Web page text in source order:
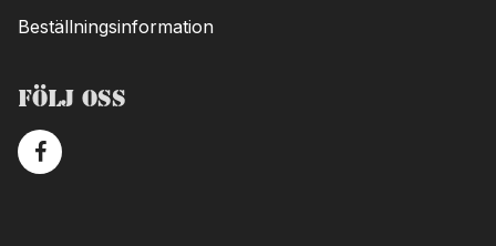
Beställningsinformation
Följ oss